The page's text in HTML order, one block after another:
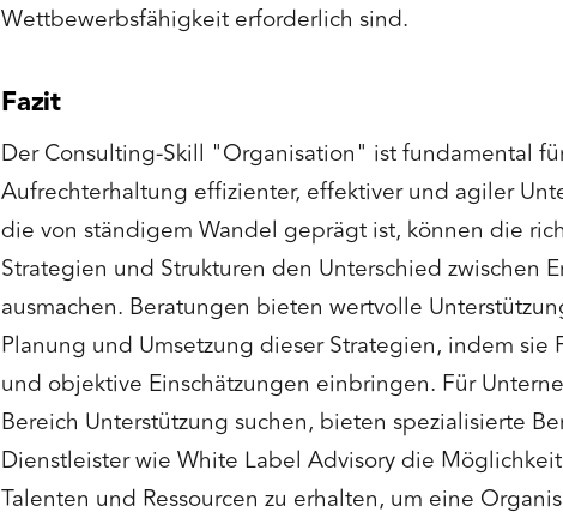
Wettbewerbsfähigkeit erforderlich sind.
Fazit
Der Consulting-Skill "Organisation" ist fundamental
Aufrechterhaltung effizienter, effektiver und agiler
die von ständigem Wandel geprägt ist, können die
Strategien und Strukturen den Unterschied zwischen
ausmachen. Beratungen bieten wertvolle
Planung und Umsetzung dieser Strategien, indem sie
und objektive Einschätzungen einbringen. Für
Bereich Unterstützung suchen, bieten spezialisierte
Dienstleister wie White Label Advisory die
Talenten und Ressourcen zu erhalten, um eine